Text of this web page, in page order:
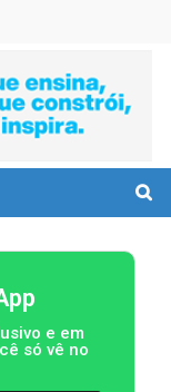
e em
só vê no